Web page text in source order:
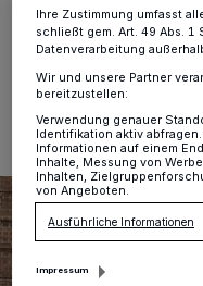
10.06.2026 , 10:15 Uhr
Ihre Zustimmung umfasst
schließt gem. Art. 49 Abs. 1
Datenverarbeitung
Wir und unsere Partner
bereitzustellen:
Verwendung genauer
Identifikation aktiv
Informationen auf einem
Inhalte, Messung von
Inhalten,
von Angeboten.
Ausführliche Informationen
Impressum